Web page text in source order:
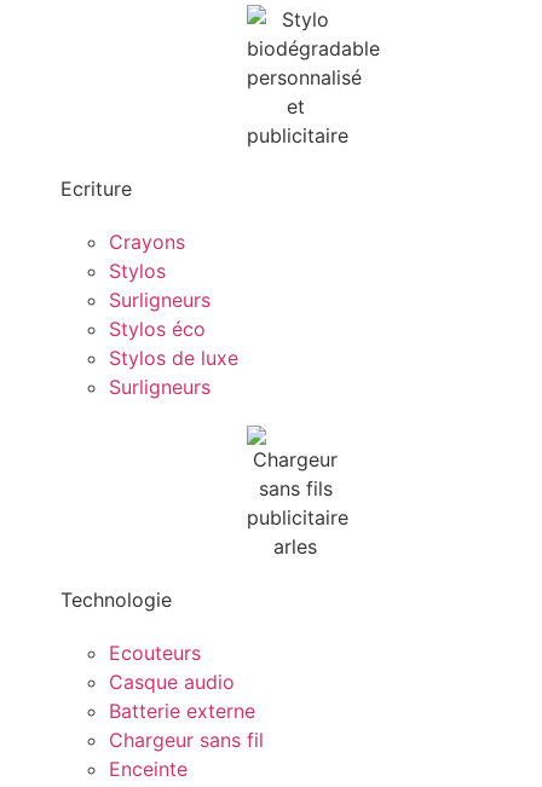
Ecriture
Crayons
Stylos
Surligneurs
Stylos éco
Stylos de luxe
Surligneurs
Technologie
Ecouteurs
Casque audio
Batterie externe
Chargeur sans fil
Enceinte